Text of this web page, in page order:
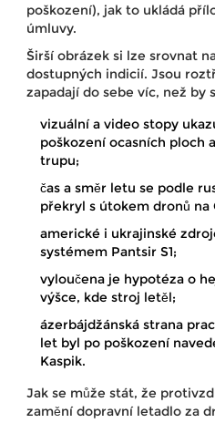
poškození), jak to ukládá
úmluvy.
Širší obrázek si lze srovnat
dostupných indicií. Jsou
zapadají do sebe víc, než by
vizuální a video stopy
poškození ocasních ploch
trupu;
čas a směr letu se podle
překryl s útokem dronů na
americké i ukrajinské
systémem Pantsir S1;
vyloučena je hypotéza o
výšce, kde stroj letěl;
ázerbájdžánská strana
let byl po poškození
Kaspik.
Jak se může stát, že
zamění dopravní letadlo za